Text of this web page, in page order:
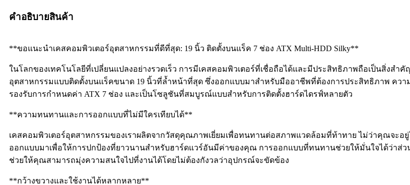
คำอธิบายสินค้า
**ขอแนะนำเคสคอมพิวเตอร์อุตสาหกรรมที่ดีที่สุด: 19 นิ้ว ติดตั้งบนแร็ค 7 ช่อง ATX Multi-HDD Silky**
ในโลกของเทคโนโลยีที่เปลี่ยนแปลงอย่างรวดเร็ว การมีเคสคอมพิวเตอร์ที่เชื่อถือได้และมีประสิทธิภาพถือเป็นสิ่งสำ
อุตสาหกรรมแบบติดตั้งบนแร็คขนาด 19 นิ้วที่ล้ำหน้าที่สุด ซึ่งออกแบบมาสำหรับมืออาชีพที่ต้องการประสิทธิภาพ คว
รองรับการกำหนดค่า ATX 7 ช่อง และเป็นโซลูชันที่สมบูรณ์แบบสำหรับการติดตั้งฮาร์ดไดรฟ์หลายตัว
**ความทนทานและการออกแบบที่ไม่มีใครเทียบได้**
เคสคอมพิวเตอร์อุตสาหกรรมของเราผลิตจากวัสดุคุณภาพเยี่ยมเพื่อทนทานต่อสภาพแวดล้อมที่ท้าทาย ไม่ว่าคุณจะ
ออกแบบมาเพื่อให้การปกป้องที่ยาวนานสำหรับฮาร์ดแวร์อันมีค่าของคุณ การออกแบบที่ทนทานช่วยให้มั่นใจได้ว่าส่
ช่วยให้คุณสามารถมุ่งความสนใจไปที่งานได้โดยไม่ต้องกังวลว่าอุปกรณ์จะขัดข้อง
**กว้างขวางและใช้งานได้หลากหลาย**